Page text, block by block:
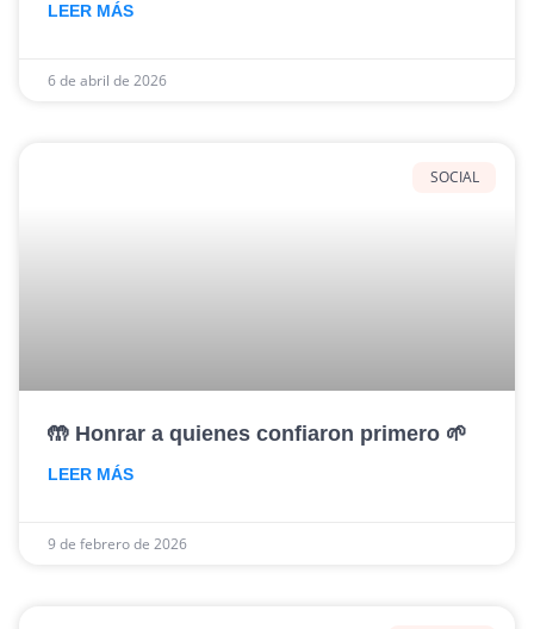
LEER MÁS
6 de abril de 2026
SOCIAL
🤲 Honrar a quienes confiaron primero 🌱
LEER MÁS
9 de febrero de 2026